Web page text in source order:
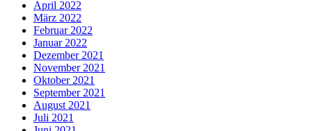
April 2022
März 2022
Februar 2022
Januar 2022
Dezember 2021
November 2021
Oktober 2021
September 2021
August 2021
Juli 2021